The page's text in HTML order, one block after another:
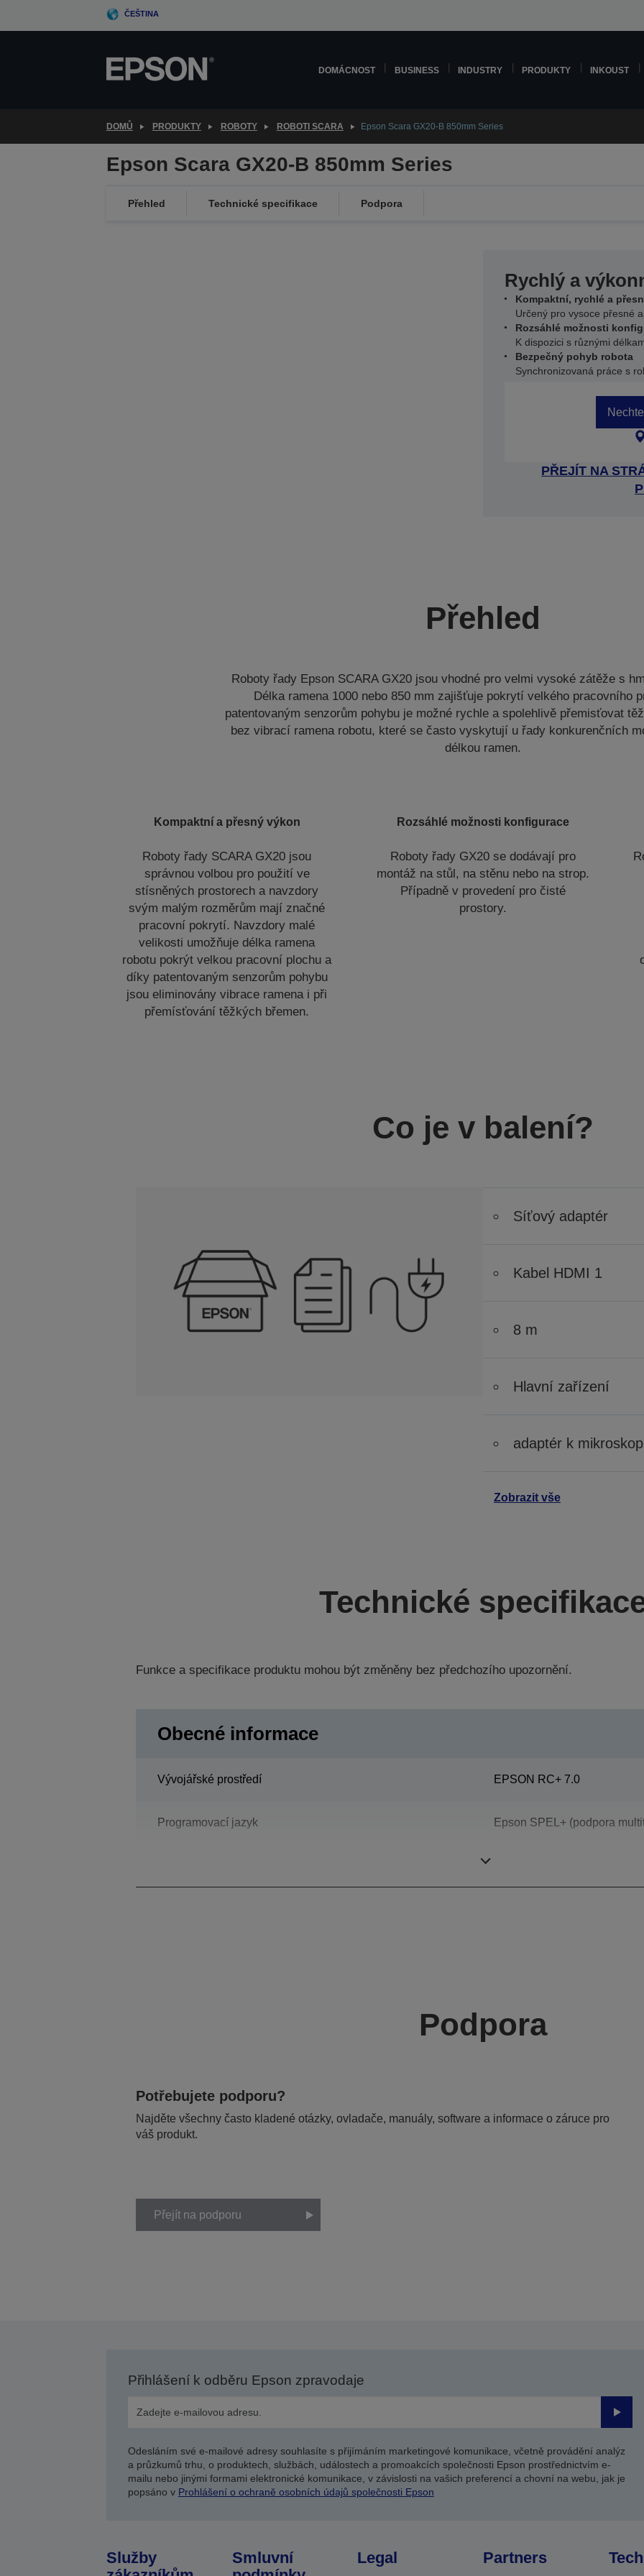
ČEŠTINA
DOMÁCNOST BUSINESS INDUSTRY PRODUKTY INKOUST
DOMŮ PRODUKTY ROBOTY ROBOTI SCARA Epson Scara GX20-B 850mm Series
Epson Scara GX20-B 850mm Series
Přehled Technické specifikace Podpora
Rychlý a
Kompaktní, rychlé a
Určený pro vysoce přesné
Rozsáhlé možnosti
K dispozici s různými
Bezpečný pohyb robota
Synchronizovaná práce s
PŘEJÍT NA
Přehled
Roboty řady Epson SCARA GX20 jsou vhodné pro velmi vysoké zátěže s
Délka ramena 1000 nebo 850 mm zajišťuje pokrytí velkého pracovního
patentovaným senzorům pohybu je možné rychle a spolehlivě přemisťovat
bez vibrací ramena robotu, které se často vyskytují u řady konkurenčních
délkou ramen.
Kompaktní a přesný výkon
Roboty řady SCARA GX20 jsou
správnou volbou pro použití ve
stísněných prostorech a navzdory
svým malým rozměrům mají značné
pracovní pokrytí. Navzdory malé
velikosti umožňuje délka ramena
robotu pokrýt velkou pracovní plochu a
díky patentovaným senzorům pohybu
jsou eliminovány vibrace ramena i při
přemísťování těžkých břemen.
Rozsáhlé možnosti konfigurace
Roboty řady GX20 se dodávají pro
montáž na stůl, na stěnu nebo na strop.
Případně v provedení pro čisté
prostory.
Co je v balení?
Síťový adaptér
Kabel HDMI 1
8 m
Hlavní zařízení
adaptér k
Zobrazit vše
Technické
Funkce a specifikace produktu mohou být změněny bez předchozího upozornění.
Obecné informace
Vývojářské prostředí EPSON RC+ 7.0
Programovací jazyk Epson SPEL+ (podpora
Podpora
Potřebujete podporu?
Najděte všechny často kladené otázky, ovladače, manuály, software a informace o záruce pro
váš produkt.
Přejít na podporu
Přihlášení k odběru Epson zpravodaje
Odesláním své e-mailové adresy souhlasíte s přijímáním marketingové komunikace, včetně provádění analýz
a průzkumů trhu, o produktech, službách, událostech a promoakcích společnosti Epson prostřednictvím e-
mailu nebo jinými formami elektronické komunikace, v závislosti na vašich preferencí a chovní na webu, jak je
popsáno v Prohlášení o ochraně osobních údajů společnosti Epson
Služby
Smluvní
Legal Partners